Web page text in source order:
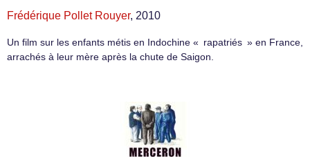
Frédérique Pollet Rouyer, 2010
Un film sur les enfants métis en Indochine « rapatriés » en France,
arrachés à leur mère après la chute de Saigon.